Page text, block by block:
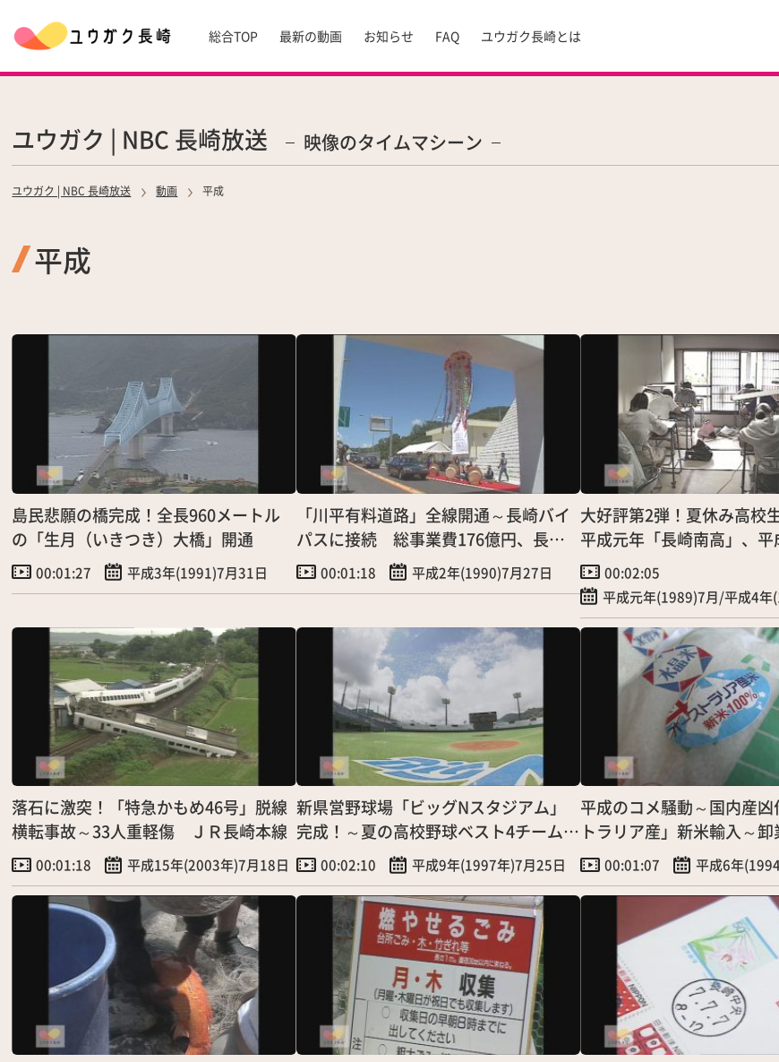
総合TOP 最新の動画 お知らせ FAQ ユウガク長崎とは
ユウガク | NBC 長崎放送 映像のタイムマシーン
ユウガク | NBC 長崎放送 動画 平成
平成
島民悲願の橋完成！全長960メートル
の「生月（いきつき）大橋」開通
00:01:27 平成3年(1991)7月31日
「川平有料道路」全線開通～長崎バイ
パスに接続 総事業費176億円、長崎
市北部の交通混雑緩和へ
00:01:18 平成2年(1990)7月27日
大好評第2弾！夏休み高校
平成元年「長崎南高」、平
北高」～青春時代の1ページ
00:02:05
平成元年(1989)7月/平成4年
落石に激突！「特急かもめ46号」脱線
横転事故～33人重軽傷 ＪＲ長崎本線
00:01:18 平成15年(2003年)7月18日
新県営野球場「ビッグNスタジアム」
完成！～夏の高校野球ベスト4チーム初
練習00:02:10 平成9年(1997年)7月25日
平成のコメ騒動～国内産
トラリア産」新米輸入～
売店へ00:01:07 平成6年